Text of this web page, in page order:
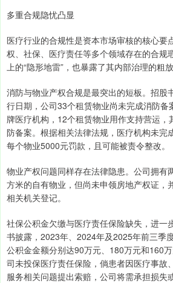
多重合规隐忧凸显
医疗行业的合规性是资本市场审核的核心要
权、社保、医疗责任等多个领域存在的合规
上的“隐形地雷”，也暴露了其内部治理的粗放
消防与物业产权合规是最突出的短板。招股
行日期，公司33个租赁物业尚未完成消防
牌医疗机构，12个租赁物业用作支持营运，
防备案。根据相关法律法规，医疗机构未完
每个物业5000元罚款，且可能被责令整改。
物业产权问题同样存在法律隐患。公司拥有
方米的自有物业，但尚未申领房地产权证，
相关机关登记。
社保公积金欠缴与医疗责任保险缺失，进一
书披露，2023年、2024年及2025年前三季
公积金金额分别达90万元、180万元和160
司未投保医疗责任保险，倘患者因医疗事故
服务相关问题提出索赔，公司将需承担损失